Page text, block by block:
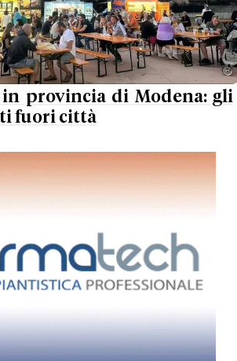
in provincia di Modena: gli
fuori città